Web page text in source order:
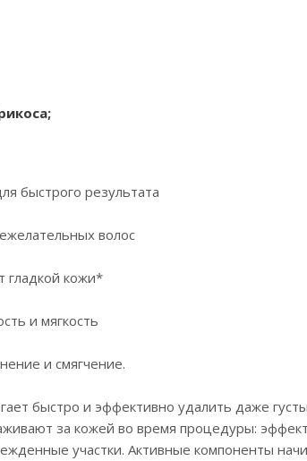
быстрого результата
волос
гладкой кожи*
и мягкость
и смягчение.
быстро и эффективно удалить даже
за кожей во время процедуры:
участки. Активные компоненты